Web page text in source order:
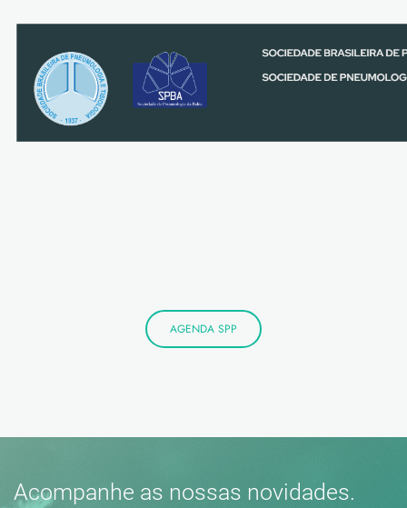
AGENDA SPP
Acompanhe as nossas novidades.